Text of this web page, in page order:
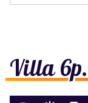
Villa 6p.